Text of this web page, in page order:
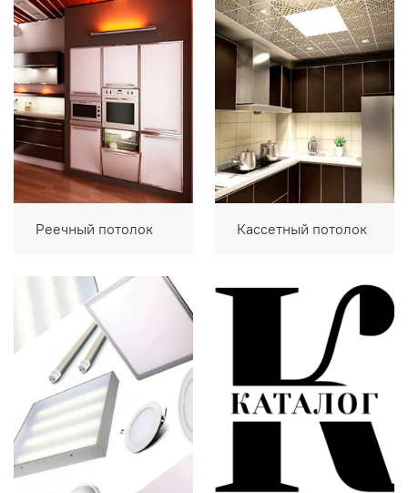
Реечный потолок Кассетный потолок